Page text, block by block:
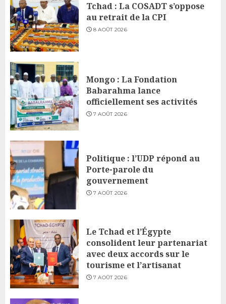
Tchad : La COSADT s’oppose
au retrait de la CPI
8 AOÛT 2026
Mongo : La Fondation
Babarahma lance
officiellement ses activités
7 AOÛT 2026
Politique : l’UDP répond au
Porte-parole du
gouvernement
7 AOÛT 2026
Le Tchad et l’Égypte
consolident leur partenariat
avec deux accords sur le
tourisme et l’artisanat
7 AOÛT 2026